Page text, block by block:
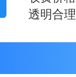
透明合理